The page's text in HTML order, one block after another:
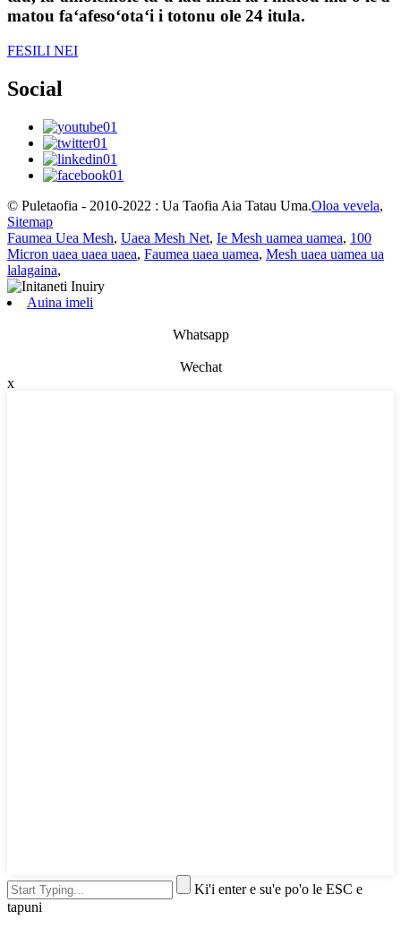
matou faʻafesoʻotaʻi i totonu ole 24 itula.
FESILI NEI
Social
© Puletaofia - 2010-2022 : Ua Taofia Aia Tatau Uma.Oloa vevela,
Sitemap
Faumea Uea Mesh, Uaea Mesh Net, Ie Mesh uamea uamea, 100
Micron uaea uaea uaea, Faumea uaea uamea, Mesh uaea uamea ua
lalagaina,
Auina imeli
Whatsapp
Wechat
x
Ki'i enter e su'e po'o le ESC e
tapuni